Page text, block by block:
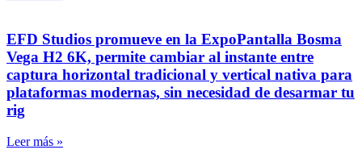
EFD Studios promueve en la ExpoPantalla Bosma
Vega H2 6K, permite cambiar al instante entre
captura horizontal tradicional y vertical nativa para
plataformas modernas, sin necesidad de desarmar tu
rig
Leer más »